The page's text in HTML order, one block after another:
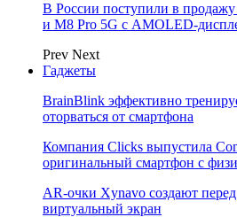
В России поступили в
и M8 Pro 5G с AMOLED-
Prev Next
Гаджеты
BrainBlink эффективно
оторваться от смартфона
Компания Clicks выпустила
оригинальный смартфон с
AR-очки Xynavo создают
виртуальный экран